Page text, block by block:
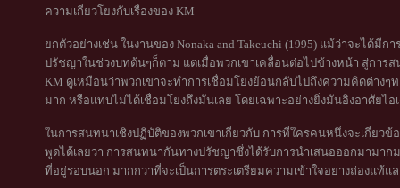
ความเกี่ยวโยงกับเรื่องของ KM
ยกตัวอย่างเช่น ในงานของ Nonaka and Takeuchi (1995) แม้ว่าจะได้
ปรัชญาในช่วงบทต้นๆก็ตาม แต่เมื่อพวกเขาเคลื่อนต่อไปข้างหน้า สู่การส
KM ดูเหมือนว่าพวกเขาจะทำการเชื่อมโยงย้อนกลับไปถึงความคิดต่าง
มาก หรือแทบไม่ได้เชื่อมโยงถึงมันเลย โดยเฉพาะอย่างยิ่งมันอิงอาศัยไ
ในการสนทนาเชิงปฏิบัติของพวกเขาเกี่ยวกับ การที่ใครคนหนึ่งจะเกี่ยวข้
พูดได้เลยว่า การสนทนากันทางปรัชญาซึ่งได้รับการนำเสนอออกมามาก
ที่อยู่รอบนอก มากกว่าที่จะเป็นการตระเตรียมความเข้าใจอย่างถ่องแท้แ